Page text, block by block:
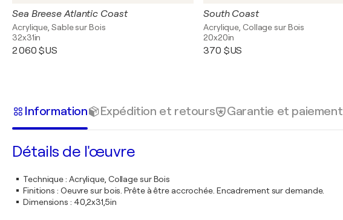
Sea Breese Atlantic Coast
Acrylique, Sable sur Bois
32x31in
2 060 $US
South Coast
Acrylique, Collage sur Bois
20x20in
370 $US
Information Expédition et retours Garantie et paiement
Détails de l'œuvre
Technique: Acrylique, Collage sur Bois
Finitions : Oeuvre sur bois. Prête à être accrochée. Encadrement sur demande.
Dimensions : 40,2x31,5in